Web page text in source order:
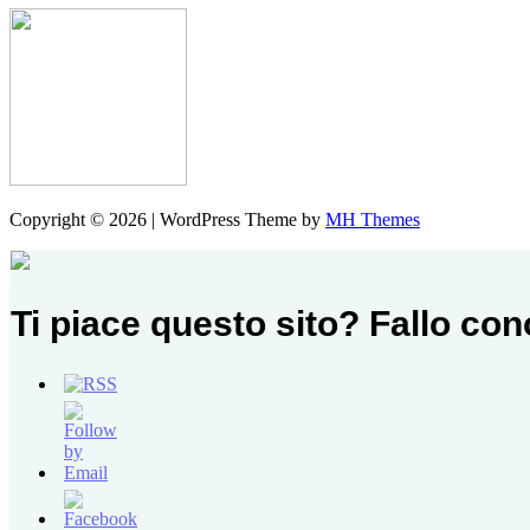
Copyright © 2026 | WordPress Theme by MH Themes
Ti piace questo sito? Fallo